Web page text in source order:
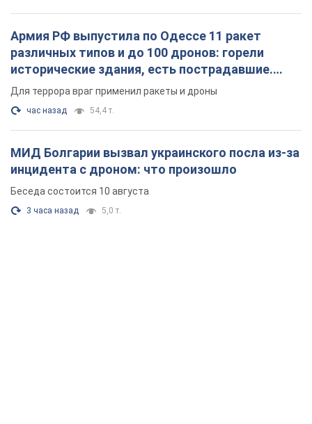
Армия РФ выпустила по Одессе 11 ракет
различных типов и до 100 дронов: горели
исторические здания, есть пострадавшие.
Фото и видео
Для террора враг применил ракеты и дроны
час назад 54,4 т.
МИД Болгарии вызвал украинского посла из-за
инцидента с дроном: что произошло
Беседа состоится 10 августа
3 часа назад 5,0 т.